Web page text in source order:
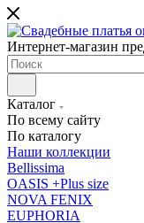
Интернет-магазин
Каталог
По всему сайту
По каталогу
Наши коллекции
Bellissima
OASIS +Plus size
NOVA FENIX
EUPHORIA